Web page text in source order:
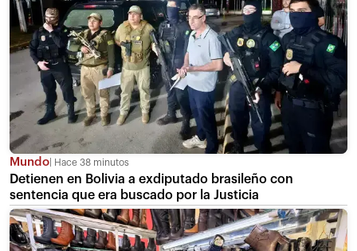
Mundo Hace 38 minutos
Detienen en Bolivia a exdiputado brasileño con
sentencia que era buscado por la Justicia